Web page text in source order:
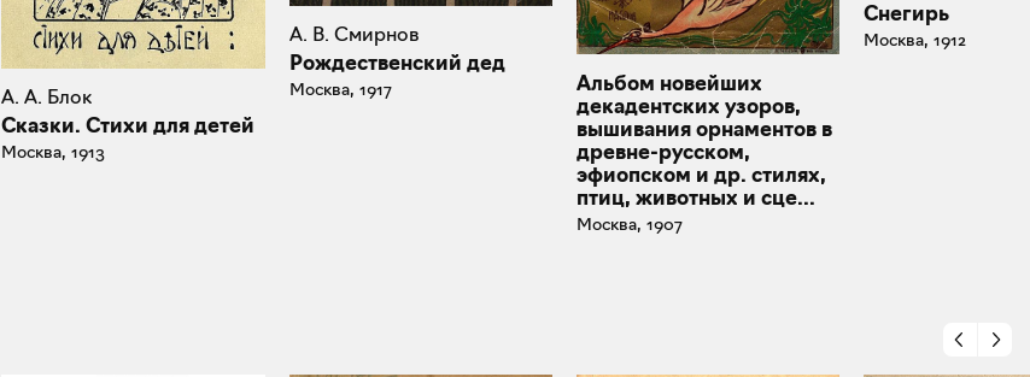
А. А. Блок
Сказки. Стихи для детей
Москва, 1913
А. В. Смирнов
Рождественский дед
Москва, 1917
Альбом новейших
декадентских узоров,
вышивания орнаментов в
древне-русском,
эфиопском и др. стилях,
птиц, животных и сце...
Москва, 1907
Снегирь
Москва, 1912